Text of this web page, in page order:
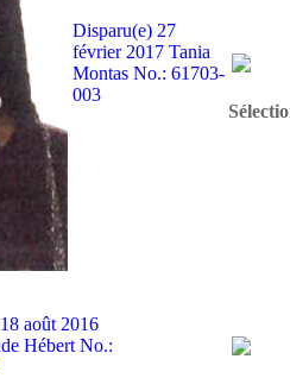
Disparu(e) 27
février 2017 Tania
Montas No.: 61703-
003
18 août 2016
Hébert No.: